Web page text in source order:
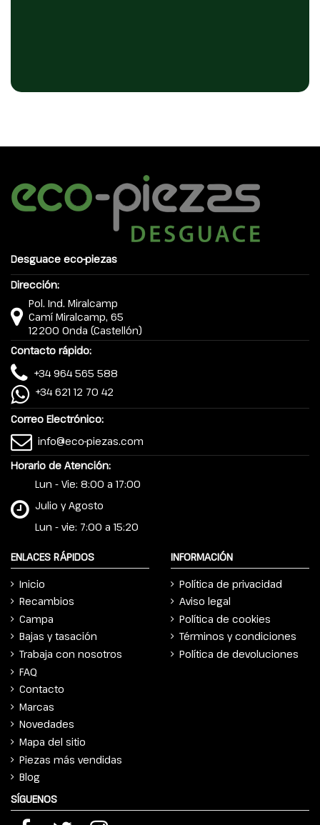
Desguace eco-piezas
Dirección:
Pol. Ind. Miralcamp
Camí Miralcamp, 65
12200 Onda (Castellón)
Contacto rápido:
+34 964 565 588
+34 621 12 70 42
Correo Electrónico:
info@eco-piezas.com
Horario de Atención:
Lun - Vie: 8:00 a 17:00
Julio y Agosto
Lun - vie: 7:00 a 15:20
ENLACES RÁPIDOS
Inicio
Recambios
Campa
Bajas y tasación
Trabaja con nosotros
FAQ
Contacto
Marcas
Novedades
Mapa del sitio
Piezas más vendidas
Blog
INFORMACIÓN
Política de privacidad
Aviso legal
Política de cookies
Términos y condiciones
Política de devoluciones
SÍGUENOS